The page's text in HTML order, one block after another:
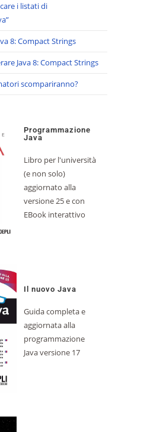
i listati di
8: Compact Strings
Java 8: Compact Strings
scompariranno?
Programmazione
Java
Libro per l'università
(e non solo)
aggiornato alla
versione 25 e con
EBook interattivo
Il nuovo Java
Guida completa e
aggiornata alla
programmazione
Java versione 17